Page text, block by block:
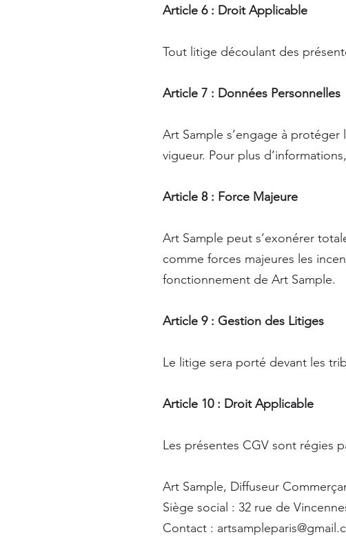
Article 6 : Droit Applicable
Tout litige découlant des
Article 7 : Données Personnelles
Art Sample s’engage à
vigueur. Pour plus
Article 8 : Force Majeure
Art Sample peut s’exonérer
comme forces majeures les
fonctionnement de Art Sample.
Article 9 : Gestion des Litiges
Le litige sera porté devant les
Article 10 : Droit Applicable
Les présentes CGV sont régies
Art Sample, Diffuseur
Siège social : 32 rue de
Contact :